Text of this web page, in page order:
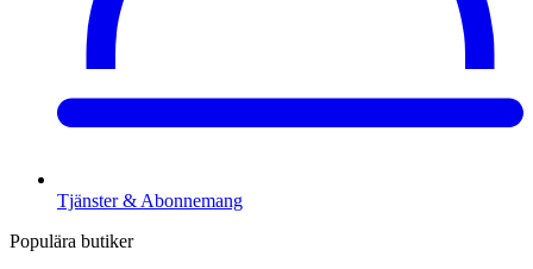
Tjänster & Abonnemang
Populära butiker